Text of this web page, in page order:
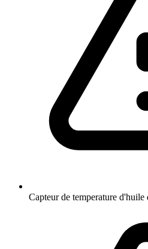
Capteur de temperature